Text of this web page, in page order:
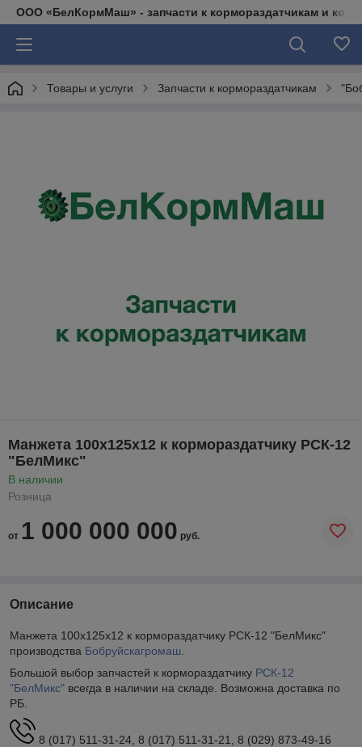
ООО «БелКормМаш» - запчасти к кормораздатчикам и
Товары и услуги Запчасти к кормораздатчикам
Манжета 100х125х12 к кормораздатчику РСК-12
"БелМикс"
В наличии
Розница
от 1 000 000 000 руб.
Описание
Манжета 100х125х12 к кормораздатчику РСК-12 "БелМикс"
производства Бобруйскагромаш
Большой выбор запчастей к кормораздатчику РСК-12
"БелМикс" всегда в наличии на складе. Возможна доставка по
РБ.
8 (017) 511-31-24, 8 (017) 511-31-21, 8 (029) 873-49-16